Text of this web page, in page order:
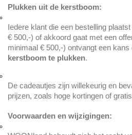
Plukken uit de kerstboom:
Iedere klant die een bestelling
€ 500,-) of akkoord gaat met een
minimaal € 500,-) ontvangt een kans
kerstboom te plukken.
De cadeautjes zijn willekeurig en
prijzen, zoals hoge kortingen of
Voorwaarden en wijzigingen: